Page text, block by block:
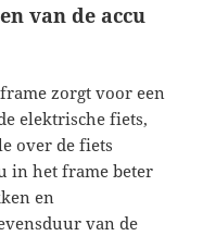
van de accu
zorgt voor een
elektrische fiets,
over de fiets
in het frame beter
en
van de